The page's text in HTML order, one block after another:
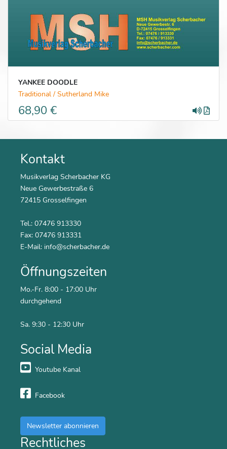
YANKEE DOODLE
Traditional / Sutherland Mike
68,90 €
Kontakt
Musikverlag Scherbacher KG
Neue Gewerbestraße 6
72415 Grosselfingen
Tel.: 07476 913330
Fax: 07476 913331
E-Mail: info@scherbacher.de
Öffnungszeiten
Mo.-Fr. 8:00 - 17:00 Uhr
durchgehend
Sa. 9:30 - 12:30 Uhr
Social Media
Youtube Kanal
Facebook
Newsletter abonnieren
Rechtliches